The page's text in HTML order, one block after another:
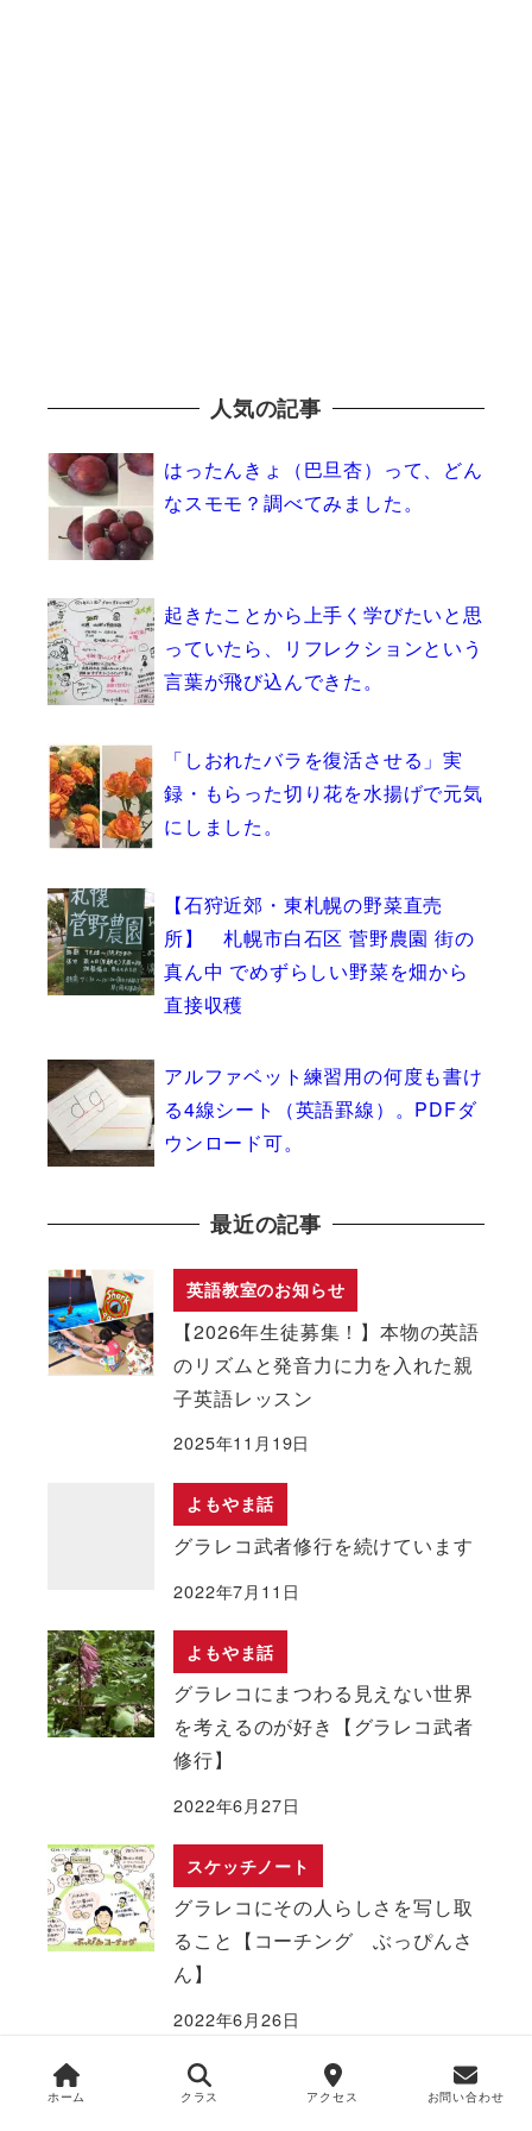
人気の記事
はったんきょ（巴旦杏）って、どん
なスモモ？調べてみました。
起きたことから上手く学びたいと思
っていたら、リフレクションという
言葉が飛び込んできた。
「しおれたバラを復活させる」実
録・もらった切り花を水揚げで元気
にしました。
【石狩近郊・東札幌の野菜直売
所】 札幌市白石区 菅野農園 街の
真ん中 でめずらしい野菜を畑から
直接収穫
アルファベット練習用の何度も書け
る4線シート（英語罫線）。PDFダ
ウンロード可。
最近の記事
英語教室のお知らせ
【2026年生徒募集！】本物の英語
のリズムと発音力に力を入れた親
子英語レッスン
2025年11月19日
よもやま話
グラレコ武者修行を続けています
2022年7月11日
よもやま話
グラレコにまつわる見えない世界
を考えるのが好き【グラレコ武者
修行】
2022年6月27日
スケッチノート
グラレコにその人らしさを写し取
ること【コーチング ぶっぴんさ
ん】
2022年6月26日
スケッチノート
ホーム クラス アクセス お問い合わせ